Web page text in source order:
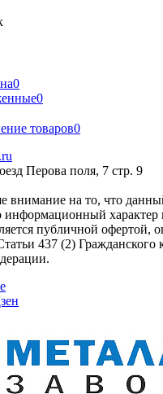
0
0
товаров0
Перова поля, 7 стр. 9
внимание на то, что
информационный характер
публичной офертой,
437 (2) Гражданского